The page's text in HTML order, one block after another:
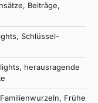
Beiträge,
Schlüssel-
herausragende
Frühe